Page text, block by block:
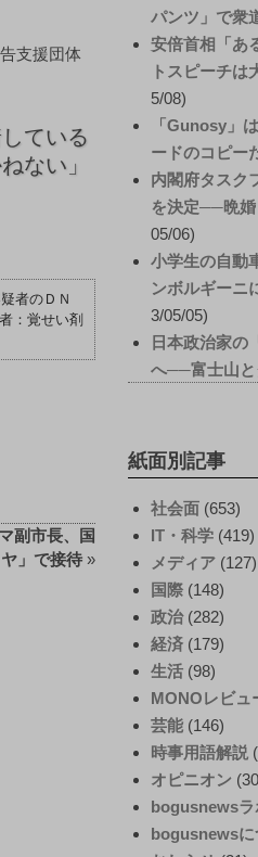
支援団体
ている
ない」
者のＤＮ
：覚せい剤
副市長、国
」で接待»
パンツ」で衆
安倍首相「あ
トスピーチは
5/08
「Gunosy」
ードのコピー
内閣府タスク
を決定──晩
05/06
小学生の自動
ンボルギーニ
3/05/05
日本政治家の
へ──富士山と
紙面別記事
社会面 (653)
IT・科学 (419)
メディア (127)
国際 (148)
政治(282)
経済 (179)
生活 (98)
MONOレビュ
芸能 (146)
時事用語解説
オピニオン
bogusnewsラ
bogusnewsに